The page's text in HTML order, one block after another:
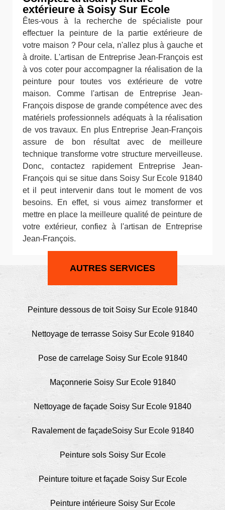
extérieure à Soisy Sur Ecole
Êtes-vous à la recherche de spécialiste pour
effectuer la peinture de la partie extérieure de
votre maison ? Pour cela, n'allez plus à gauche et
à droite. L'artisan de Entreprise Jean-François est
à vos coter pour accompagner la réalisation de la
peinture pour toutes vos extérieure de votre
maison. Comme l'artisan de Entreprise Jean-
François dispose de grande compétence avec des
matériels professionnels adéquats à la réalisation
de vos travaux. En plus Entreprise Jean-François
assure de bon résultat avec de meilleure
technique transforme votre structure merveilleuse.
Donc, contactez rapidement Entreprise Jean-
François qui se situe dans Soisy Sur Ecole 91840
et il peut intervenir dans tout le moment de vos
besoins. En effet, si vous aimez transformer et
mettre en place la meilleure qualité de peinture de
votre extérieur, confiez à l'artisan de Entreprise
Jean-François.
AUTRES SERVICES
Peinture dessous de toit Soisy Sur Ecole 91840
Nettoyage de terrasse Soisy Sur Ecole 91840
Pose de carrelage Soisy Sur Ecole 91840
Maçonnerie Soisy Sur Ecole 91840
Nettoyage de façade Soisy Sur Ecole 91840
Ravalement de façadeSoisy Sur Ecole 91840
Peinture sols Soisy Sur Ecole
Peinture toiture et façade Soisy Sur Ecole
Peinture intérieure Soisy Sur Ecole